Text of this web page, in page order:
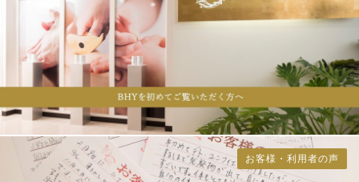
お客様・利用者の声